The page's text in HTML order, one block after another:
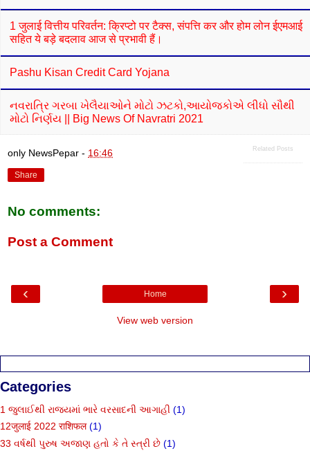
1 जुलाई वित्तीय परिवर्तन: क्रिप्टो पर टैक्स, संपत्ति कर और होम लोन ईएमआई
सहित ये बड़े बदलाव आज से प्रभावी हैं।
Pashu Kisan Credit Card Yojana
નવરાત્રિ ગરબા ખેલૈયાઓને મોટો ઝટકો,આયોજકોએ લીધો સૌથી
મોટો નિર્ણય || Big News Of Navratri 2021
Related Posts
only NewsPepar - 16:46
Share
No comments:
Post a Comment
‹ ›
Home
View web version
Categories
1 જુલાઈથી રાજ્યમાં ભારે વરસાદની આગાહી (1)
12जुलाई 2022 राशिफल (1)
33 વર્ષથી પુરુષ અજાણ હતો કે તે સ્ત્રી છે (1)